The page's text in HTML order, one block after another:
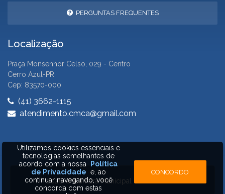
PERGUNTAS FREQUENTES
Localização
Praça Monsenhor Celso, 029 - Centro
Cerro Azul-PR
Cep: 83570-000
(41) 3662-1115
atendimento.cmca@gmail.com
2026 © Câmara Municipal de Cerro Azul
Utilizamos cookies essenciais e
tecnologias semelhantes de
acordo com a nossa
Política
de Privacidade e, ao
continuar navegando, você
concorda com estas
CONCORDO